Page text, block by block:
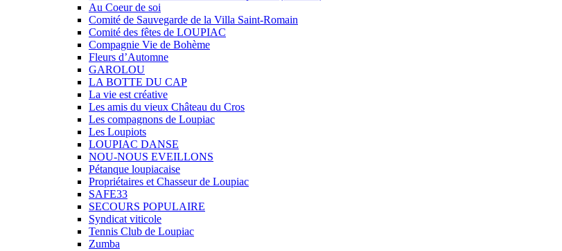
Au Coeur de soi
Comité de Sauvegarde de la Villa Saint-Romain
Comité des fêtes de LOUPIAC
Compagnie Vie de Bohème
Fleurs d’Automne
GAROLOU
LA BOTTE DU CAP
La vie est créative
Les amis du vieux Château du Cros
Les compagnons de Loupiac
Les Loupiots
LOUPIAC DANSE
NOU-NOUS EVEILLONS
Pétanque loupiacaise
Propriétaires et Chasseur de Loupiac
SAFE33
SECOURS POPULAIRE
Syndicat viticole
Tennis Club de Loupiac
Zumba